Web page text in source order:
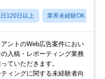
120日以上 業界未経験OK
ントのWeb広告案件におい
入稿・レポーティング業務
ていただきます。
ィングに関する未経験者向